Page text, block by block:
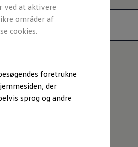
ved at aktivere
områder af
cookies.
foretrukne
der
sprog og andre